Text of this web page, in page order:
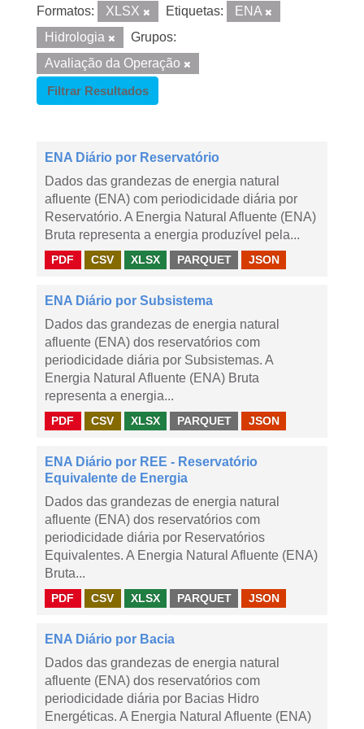
Formatos: XLSX Etiquetas:
ENA
Hidrologia
Grupos:
Avaliação da Operação
Filtrar Resultados
ENA Diário por Reservatório
Dados das grandezas de energia natural
afluente (ENA) com periodicidade diária por
Reservatório. A Energia Natural Afluente (ENA)
Bruta representa a energia produzível pela...
PDF CSV XLSX PARQUET JSON
ENA Diário por Subsistema
Dados das grandezas de energia natural
afluente (ENA) dos reservatórios com
periodicidade diária por Subsistemas. A
Energia Natural Afluente (ENA) Bruta
representa a energia...
PDF CSV XLSX PARQUET JSON
ENA Diário por REE - Reservatório
Equivalente de Energia
Dados das grandezas de energia natural
afluente (ENA) dos reservatórios com
periodicidade diária por Reservatórios
Equivalentes. A Energia Natural Afluente (ENA)
Bruta...
PDF CSV XLSX PARQUET JSON
ENA Diário por Bacia
Dados das grandezas de energia natural
afluente (ENA) dos reservatórios com
periodicidade diária por Bacias Hidro
Energéticas. A Energia Natural Afluente (ENA)